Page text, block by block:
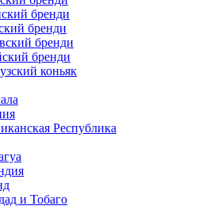
бренди
бренди
бренди
бренди
коньяк
Республика
и Тобаго